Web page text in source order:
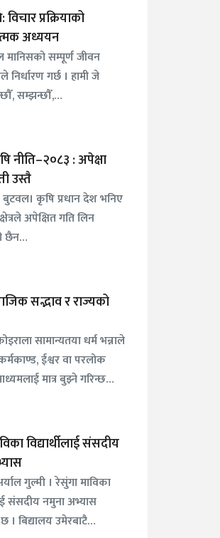
विचार प्रक्रियाको
अध्ययन
मानिसको सम्पूर्ण जीवन
गर्छ । हामी जे
सम्झन्छौँ,…
नीति–२०८३ : अपेक्षा
उस्तै
बुटवल। कृषि प्रधान देश भनिए
अपेक्षित गति लिन
छैन…
सद्भाव र राज्यको
सामान्यतया धर्म भन्नाले
ईश्वर वा परलोक
मात्र बुझ्ने गरिन्छ…
विद्यार्थीलाई संसदीय
गुल्मी । रेसुंगा माविका
संसदीय नमुना अभ्यास
। बिद्यालय उमेरबाटै…